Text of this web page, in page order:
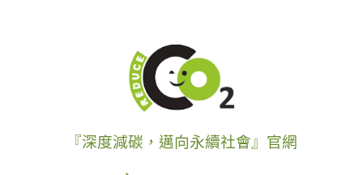
『深度減碳，邁向永續社會』官網